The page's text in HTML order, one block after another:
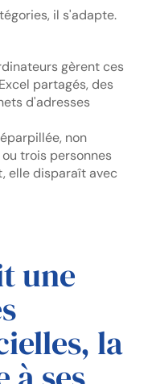
il s'adapte.
gèrent ces
partagés, des
d'adresses
non
trois personnes
elle disparaît avec
une
la